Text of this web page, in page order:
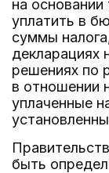
на основании
уплатить в
суммы
декларациях
решениях по
в отношении
уплаченные
быть